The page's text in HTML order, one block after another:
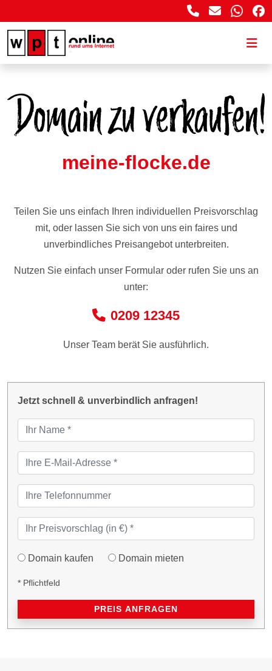
meine-flocke.de
Teilen Sie uns einfach Ihren individuellen Preisvorschlag
mit, oder lassen Sie sich von uns ein faires und
unverbindliches Preisangebot unterbreiten.
Nutzen Sie einfach unser Formular oder rufen Sie uns an
unter:
0209 12345
Unser Team berät Sie ausführlich.
Jetzt schnell & unverbindlich anfragen!
Domain kaufen Domain mieten
* Pflichtfeld
PREIS ANFRAGEN